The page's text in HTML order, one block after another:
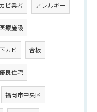
カビ業者 アレルギー
療施設
カビ 合板
良住宅
福岡市中央区